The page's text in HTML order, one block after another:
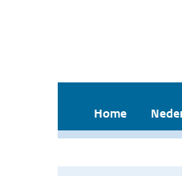
Home